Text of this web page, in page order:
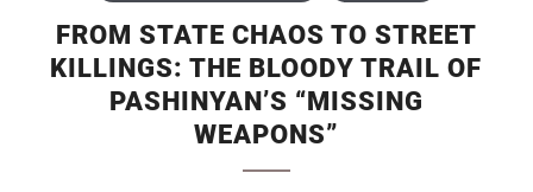
FROM STATE CHAOS TO STREET
KILLINGS: THE BLOODY TRAIL OF
PASHINYAN’S “MISSING
WEAPONS”